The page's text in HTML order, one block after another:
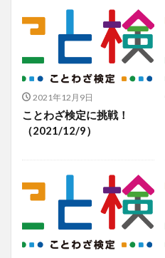
2021年12月9日
ことわざ検定に挑戦！
（2021/12/9）